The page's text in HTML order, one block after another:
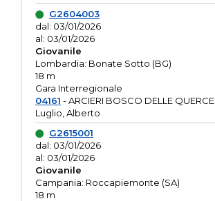
G2604003
dal: 03/01/2026
al: 03/01/2026
Giovanile
Lombardia: Bonate Sotto (BG)
18 m
Gara Interregionale
04161 - ARCIERI BOSCO DELLE QUERCE
Luglio, Alberto
G2615001
dal: 03/01/2026
al: 03/01/2026
Giovanile
Campania: Roccapiemonte (SA)
18 m